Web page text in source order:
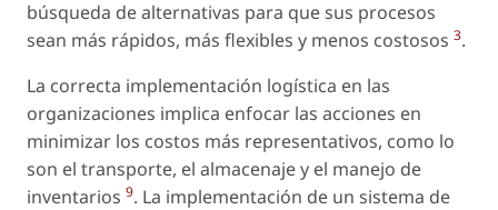
búsqueda de alternativas para que sus procesos
sean más rápidos, más flexibles y menos costosos 3.
La correcta implementación logística en las
organizaciones implica enfocar las acciones en
minimizar los costos más representativos, como lo
son el transporte, el almacenaje y el manejo de
inventarios 9. La implementación de un sistema de